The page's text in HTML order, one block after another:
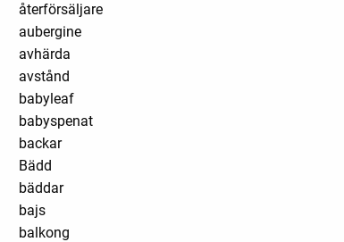
återförsäljare
aubergine
avhärda
avstånd
babyleaf
babyspenat
backar
Bädd
bäddar
bajs
balkong